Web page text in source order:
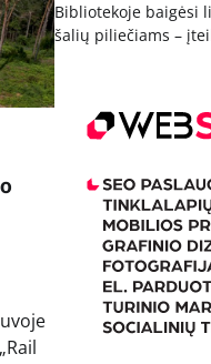
Bibliotekoje baigėsi
šalių piliečiams –